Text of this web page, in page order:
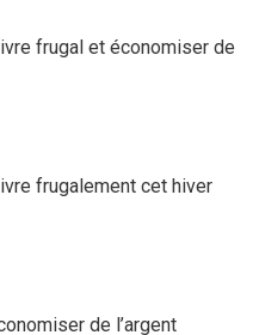
frugal et économiser de
frugalement cet hiver
de l’argent